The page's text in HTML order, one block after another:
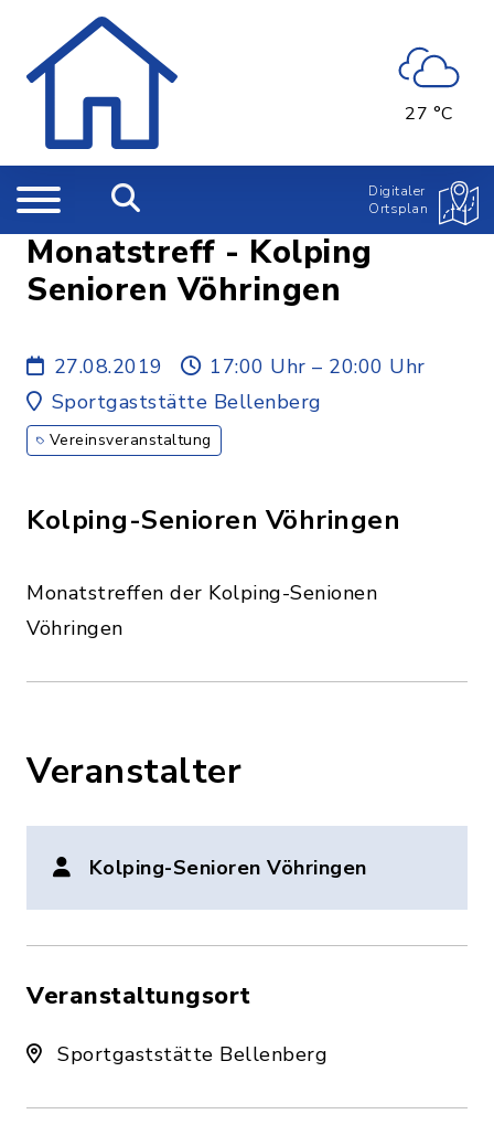
27 °C
Digitaler
Ortsplan
Monatstreff - Kolping
Senioren Vöhringen
27.08.2019
17:00 Uhr – 20:00 Uhr
Sportgaststätte Bellenberg
Vereinsveranstaltung
Kolping-Senioren Vöhringen
Monatstreffen der Kolping-Senionen
Vöhringen
Veranstalter
Kolping-Senioren Vöhringen
Veranstaltungsort
Sportgaststätte Bellenberg